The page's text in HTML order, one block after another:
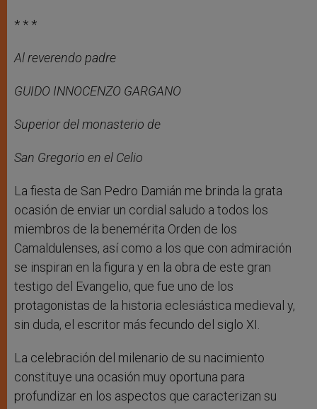
* * *
Al reverendo padre
GUIDO INNOCENZO GARGANO
Superior del monasterio de
San Gregorio en el Celio
La fiesta de San Pedro Damián me brinda la grata
ocasión de enviar un cordial saludo a todos los
miembros de la benemérita Orden de los
Camaldulenses, así como a los que con admiración
se inspiran en la figura y en la obra de este gran
testigo del Evangelio, que fue uno de los
protagonistas de la historia eclesiástica medieval y,
sin duda, el escritor más fecundo del siglo XI.
La celebración del milenario de su nacimiento
constituye una ocasión muy oportuna para
profundizar en los aspectos que caracterizan su